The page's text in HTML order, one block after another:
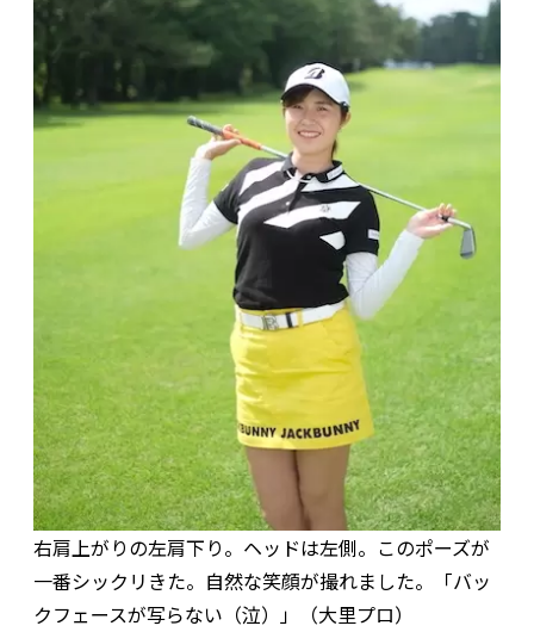
右肩上がりの左肩下り。ヘッドは左側。このポーズが
一番シックリきた。自然な笑顔が撮れました。「バッ
クフェースが写らない（泣）」（大里プロ）